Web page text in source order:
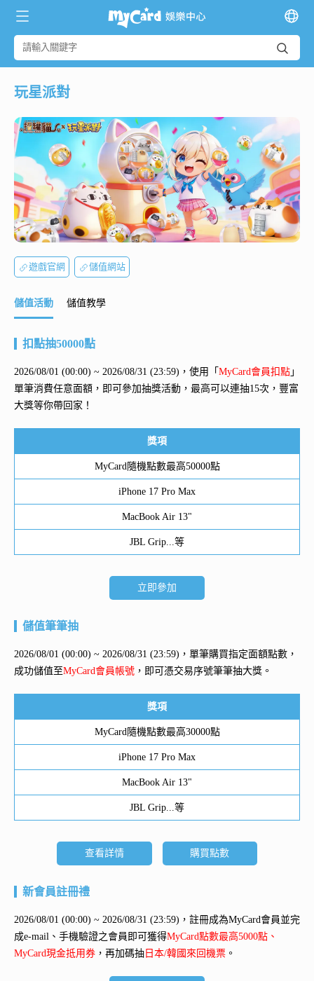
玩星派對
遊戲官網 儲值網站
儲值活動 儲值教學
扣點抽50000點
2026/08/01 (00:00) ~ 2026/08/31 (23:59)，使用「 MyCard會員扣點 」
單筆消費任意面額，即可參加抽獎活動，最高可以連抽15次，豐富
大獎等你帶回家！
獎項
MyCard隨機點數最高50000點
iPhone 17 Pro Max
MacBook Air 13"
JBL Grip...等
立即參加
儲值筆筆抽
2026/08/01 (00:00) ~ 2026/08/31 (23:59)，單筆購買指定面額點數，
成功儲值至MyCard會員帳號 ，即可憑交易序號筆筆抽大獎。
獎項
MyCard隨機點數最高30000點
iPhone 17 Pro Max
MacBook Air 13"
JBL Grip...等
查看詳情 購買點數
新會員註冊禮
2026/08/01 (00:00) ~ 2026/08/31 (23:59)，註冊成為MyCard會員並完
成e-mail、手機驗證之會員即可獲得MyCard點數最高5000點、
MyCard現金抵用券 ，再加碼抽 日本/韓國來回機票 。